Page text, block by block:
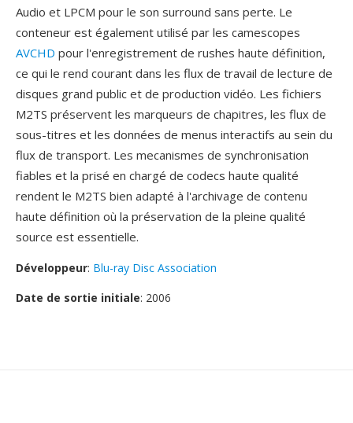
Audio et LPCM pour le son surround sans perte. Le
conteneur est également utilisé par les camescopes
AVCHD pour l'enregistrement de rushes haute définition,
ce qui le rend courant dans les flux de travail de lecture de
disques grand public et de production vidéo. Les fichiers
M2TS préservent les marqueurs de chapitres, les flux de
sous-titres et les données de menus interactifs au sein du
flux de transport. Les mecanismes de synchronisation
fiables et la prisé en chargé de codecs haute qualité
rendent le M2TS bien adapté à l'archivage de contenu
haute définition où la préservation de la pleine qualité
source est essentielle.
Développeur: Blu-ray Disc Association
Date de sortie initiale: 2006